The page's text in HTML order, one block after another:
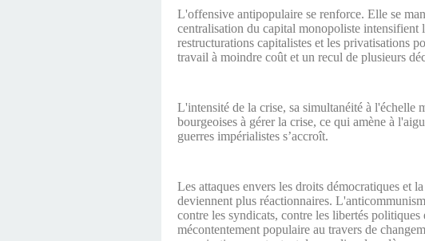
L'offensive antipopulaire se renforce. Elle se
centralisation du capital monopoliste intensifient
restructurations capitalistes et les privatisations
travail à moindre coût et un recul de plusieurs
L'intensité de la crise, sa simultanéité à l'échelle
bourgeoises à gérer la crise, ce qui amène à
guerres impérialistes s’accroît.
Les attaques envers les droits démocratiques et
deviennent plus réactionnaires.
contre les syndicats, contre les libertés
mécontentement populaire au travers de